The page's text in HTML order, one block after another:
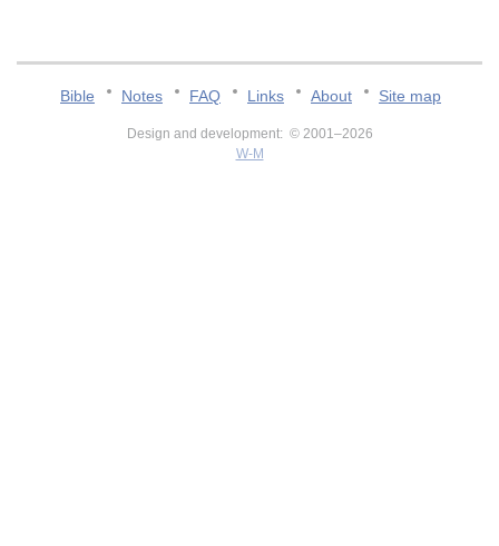
Bible Notes FAQ Links About Site map
Design and development: © 2001–2026
W-M